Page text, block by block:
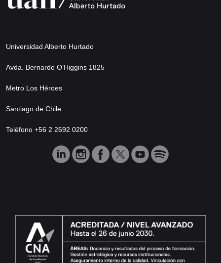
Universidad Alberto Hurtado
Avda. Bernardo O’Higgins 1825
Metro Los Héroes
Santiago de Chile
Teléfono +56 2 2692 0200